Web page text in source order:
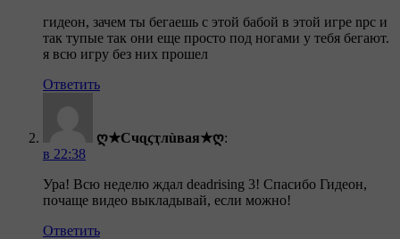
гидеон, зачем ты бегаешь с этой бабой в этой игре npc и
так тупые так они еще просто под ногами у тебя бегают.
я всю игру без них прошел
Ответить
ღ★Счɋϛҭлùвая★ღ:
в 22:38
Ура! Всю неделю ждал deadrising 3! Спасибо Гидеон,
почаще видео выкладывай, если можно!
Ответить